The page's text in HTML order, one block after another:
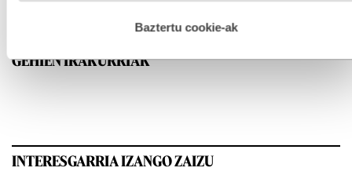
esplizitua ematen diguzu.Gehiago irakurri
Baztertu cookie-ak
GEHIEN IRAKURRIAK
INTERESGARRIA IZANGO ZAIZU